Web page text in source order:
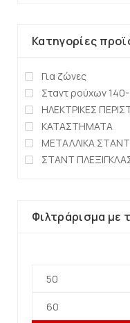
Κατηγορίες
Για ζώνες
Σταντ ρούχων
ΗΛΕΚΤΡΙΚΕΣ
ΚΑΤΑΣΤΗΜΑΤΑ
ΜΕΤΑΛΛΙΚΑ ΣΤΑΝΤ
ΣΤΑΝΤ
Φιλτράρισμα με